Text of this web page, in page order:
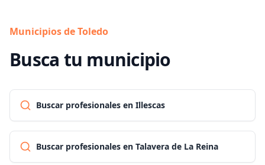
Municipios de Toledo
Busca tu municipio
Buscar profesionales en Illescas
Buscar profesionales en Talavera de La Reina